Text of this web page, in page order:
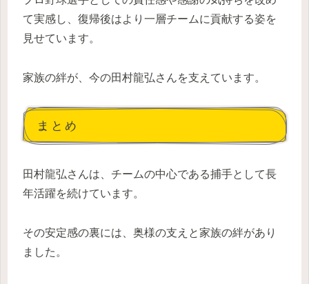
て実感し、復帰後はより一層チームに貢献する姿を
見せています。
家族の絆が、今の田村龍弘さんを支えています。
まとめ
田村龍弘さんは、チームの中心である捕手として長
年活躍を続けています。
その安定感の裏には、奥様の支えと家族の絆があり
ました。